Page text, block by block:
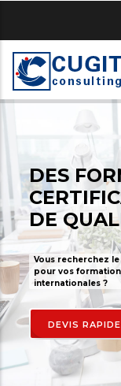
main
content
DES
DE
Vous recherchez
pour vos
internationales ?
DEVIS RAPIDE